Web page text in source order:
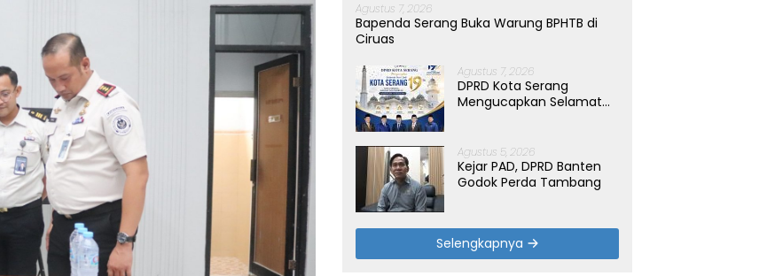
Agustus 7, 2026
Bapenda Serang Buka Warung BPHTB di
Ciruas
Agustus 7, 2026
DPRD Kota Serang
Mengucapkan Selamat
Agustus 5, 2026
Kejar PAD, DPRD Banten
Godok Perda Tambang
Selengkapnya